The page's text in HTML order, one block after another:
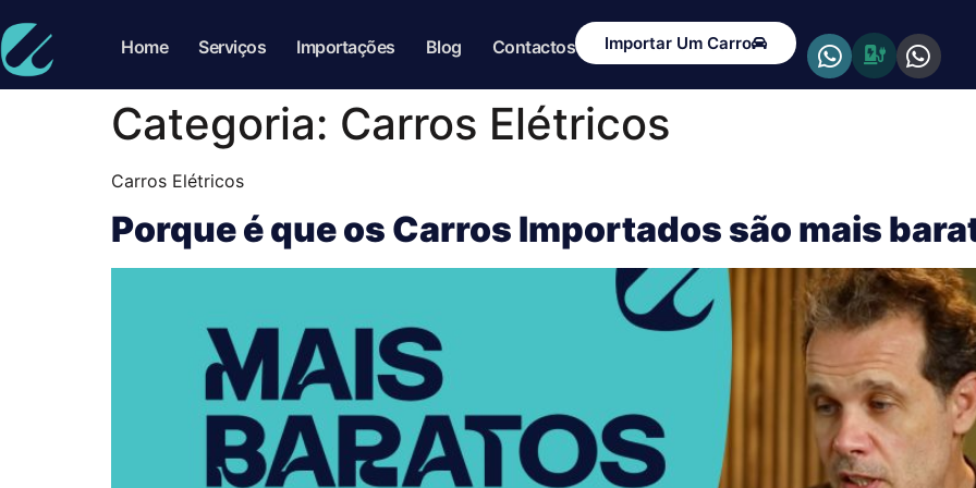
Home Serviços Importações Blog Contactos Importar Um Carro
Categoria: Carros Elétricos
Carros Elétricos
Porque é que os Carros Importados são mais